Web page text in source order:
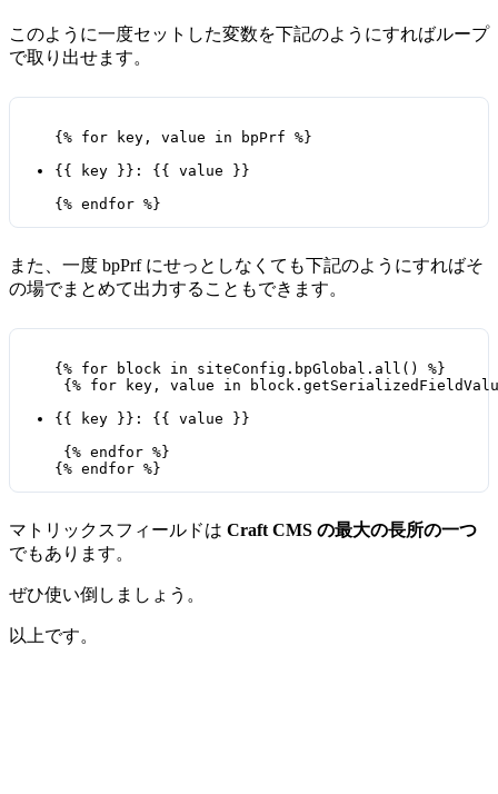
このように一度セットした変数を下記のようにすればループ
で取り出せます。
{% for key, value in bpPrf %}
{{ key }}: {{ value }}
また、一度 bpPrf にせっとしなくても下記のようにすればそ
の場でまとめて出力することもできます。
{% for block in siteConfig.bpGlobal.all() %}
{% for key, value in
{{ key }}: {{ value }}
{% endfor %}
マトリックスフィールドは Craft CMS の最大の長所の一つ
でもあります。
ぜひ使い倒しましょう。
以上です。